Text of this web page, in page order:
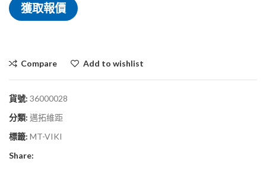
獲取報價
Compare Add to wishlist
貨號: 36000028
分類: 邁拓維距
標籤: MT-VIKI
Share: